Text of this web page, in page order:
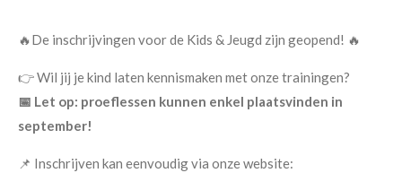
🔥De inschrijvingen voor de Kids & Jeugd zijn geopend! 🔥
👉 Wil jij je kind laten kennismaken met onze trainingen?
📅 Let op: proeflessen kunnen enkel plaatsvinden in
september!
📌 Inschrijven kan eenvoudig via onze website: